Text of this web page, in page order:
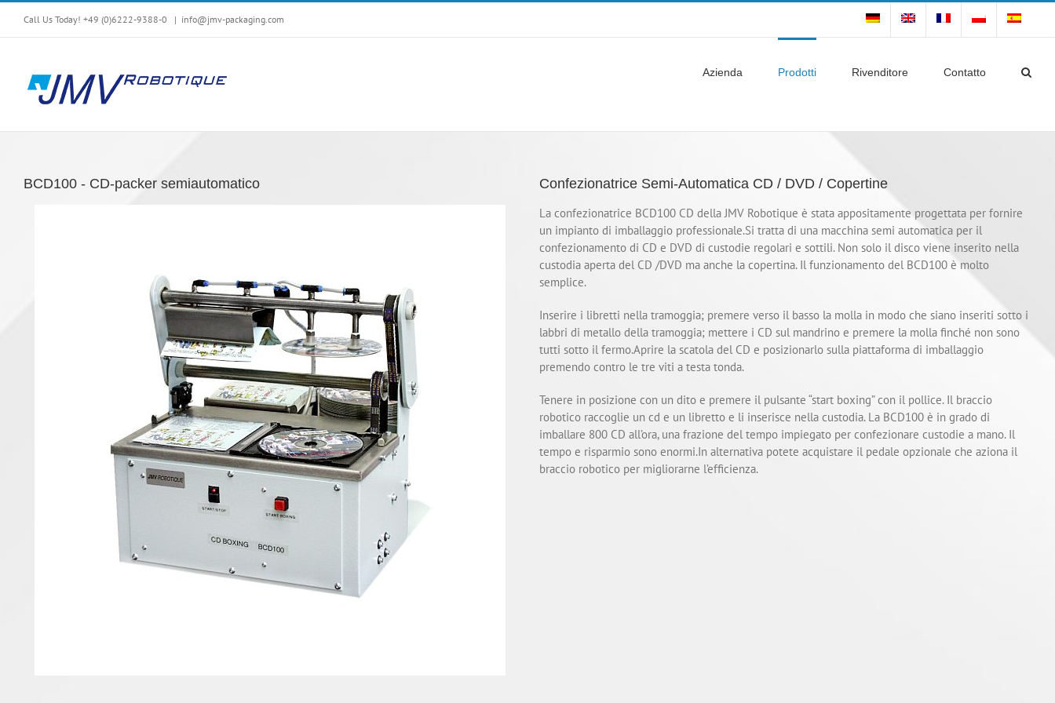
Skip
content
Call Us Today! +49 (0)6222-9388-0 | info@jmv-packaging.com
Azienda Prodotti Rivenditore Contatto
BCD100 - CD-packer semiautomatico Confezionatrice Semi-Automatica CD / DVD / Copertine
La confezionatrice BCD100 CD della JMV Robotique è stata appositamente progettata per fornire
un impianto di imballaggio professionale.Si tratta di una macchina semi automatica per il
confezionamento di CD e DVD di custodie regolari e sottili. Non solo il disco viene inserito nella
custodia aperta del CD /DVD ma anche la copertina. Il funzionamento del BCD100 è molto
semplice.
Inserire i libretti nella tramoggia; premere verso il basso la molla in modo che siano inseriti sotto i
labbri di metallo della tramoggia; mettere i CD sul mandrino e premere la molla finché non sono
tutti sotto il fermo.Aprire la scatola del CD e posizionarlo sulla piattaforma di imballaggio
premendo contro le tre viti a testa tonda.
Tenere in posizione con un dito e premere il pulsante “start boxing” con il pollice. Il braccio
robotico raccoglie un cd e un libretto e li inserisce nella custodia. La BCD100 è in grado di
imballare 800 CD all’ora, una frazione del tempo impiegato per confezionare custodie a mano. Il
tempo e risparmio sono enormi.In alternativa potete acquistare il pedale opzionale che aziona il
braccio robotico per migliorarne l’efficienza.